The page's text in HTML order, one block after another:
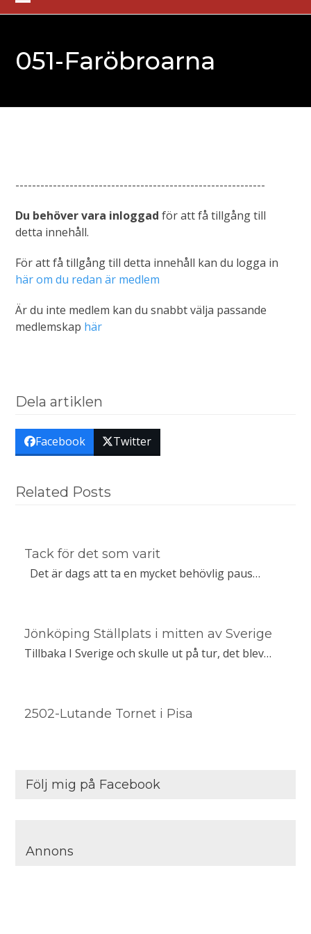
SkipOpen
menu
Close
menu
051-Faröbroarna
------------------------------------------------------------
Du behöver vara inloggad för att få tillgång till
detta innehåll.
För att få tillgång till detta innehåll kan du logga in
här om du redan är medlem
Är du inte medlem kan du snabbt välja passande
medlemskap här
Dela artiklen
Facebook Twitter
Related Posts
Tack för det som varit
Det är dags att ta en mycket behövlig paus…
Jönköping Ställplats i mitten av Sverige
Tillbaka I Sverige och skulle ut på tur, det blev…
2502-Lutande Tornet i Pisa
Följ mig på Facebook
Annons